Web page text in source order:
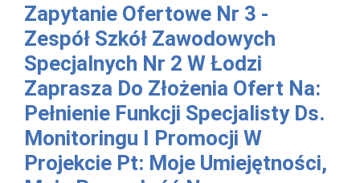
Zapytanie Ofertowe Nr 3 -
Zespół Szkół Zawodowych
Specjalnych Nr 2 W Łodzi
Zaprasza Do Złożenia Ofert Na:
Pełnienie Funkcji Specjalisty Ds.
Monitoringu I Promocji W
Projekcie Pt: Moje Umiejętności,